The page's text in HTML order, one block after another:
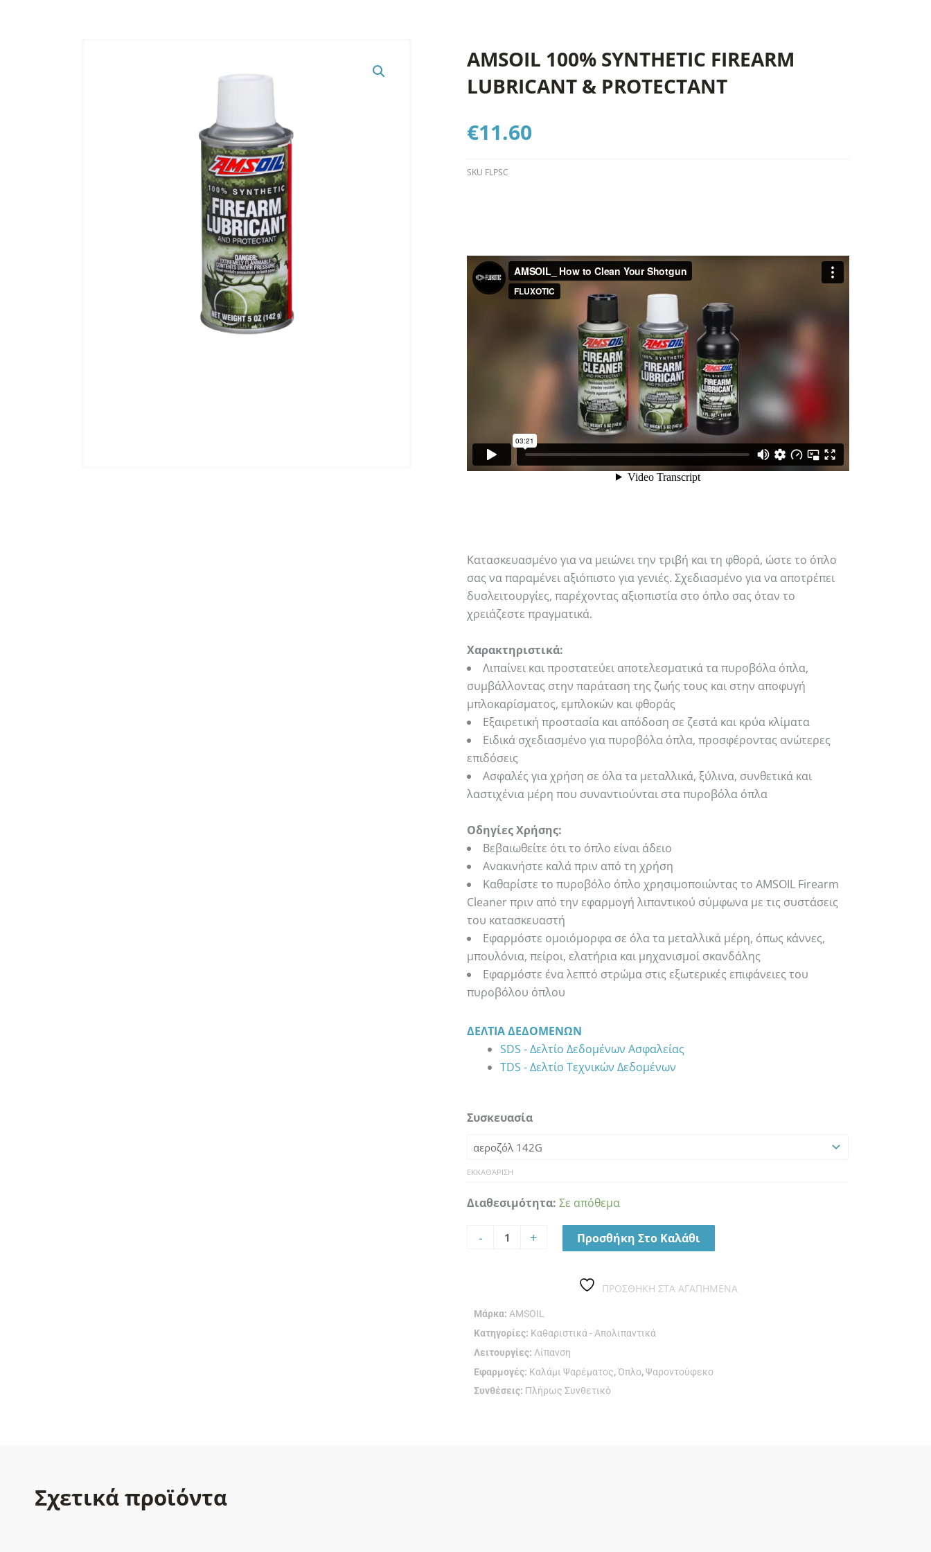
AMSOIL 100% SYNTHETIC FIREARM
LUBRICANT & PROTECTANT
€11.60
SKU FLPSC
Κατασκευασμένο για να μειώνει την τριβή και τη φθορά, ώστε το όπλο
σας να παραμένει αξιόπιστο για γενιές. Σχεδιασμένο για να αποτρέπει
δυσλειτουργίες, παρέχοντας αξιοπιστία στο όπλο σας όταν το
χρειάζεστε πραγματικά.
Χαρακτηριστικά:
Λιπαίνει και προστατεύει αποτελεσματικά τα πυροβόλα όπλα,
συμβάλλοντας στην παράταση της ζωής τους και στην αποφυγή
μπλοκαρίσματος, εμπλοκών και φθοράς
Εξαιρετική προστασία και απόδοση σε ζεστά και κρύα κλίματα
Ειδικά σχεδιασμένο για πυροβόλα όπλα, προσφέροντας ανώτερες
επιδόσεις
Ασφαλές για χρήση σε όλα τα μεταλλικά, ξύλινα, συνθετικά και
λαστιχένια μέρη που συναντιούνται στα πυροβόλα όπλα
Οδηγίες Χρήσης:
Βεβαιωθείτε ότι το όπλο είναι άδειο
Ανακινήστε καλά πριν από τη χρήση
Καθαρίστε το πυροβόλο όπλο χρησιμοποιώντας το AMSOIL Firearm
Cleaner πριν από την εφαρμογή λιπαντικού σύμφωνα με τις συστάσεις
του κατασκευαστή
Εφαρμόστε ομοιόμορφα σε όλα τα μεταλλικά μέρη, όπως κάννες,
μπουλόνια, πείροι, ελατήρια και μηχανισμοί σκανδάλης
Εφαρμόστε ένα λεπτό στρώμα στις εξωτερικές επιφάνειες του
πυροβόλου όπλου
ΔΕΛΤΊΑ ΔΕΔΟΜΈΝΩΝ
SDS - Δελτίο Δεδομένων Ασφαλείας
TDS - Δελτίο Τεχνικών Δεδομένων
Συσκευασία
ΕΚΚΑΘΆΡΙΣΗ
Διαθεσιμότητα: Σε απόθεμα
-
100%
FIREARM
LUBRICANT
PROTECTANT
+ Προσθήκη Στο Καλάθι
ΠΡΟΣΘΉΚΗ ΣΤΑ ΑΓΑΠΗΜΈΝΑ
Μάρκα:AMSOIL
Κατηγορίες: Καθαριστικά - Απολιπαντικά
Λειτουργίες: Λίπανση
Εφαρμογές: Καλάμι Ψαρέματος,Όπλο,Ψαροντούφεκο
Συνθέσεις: Πλήρως Συνθετικό
Σχετικά προϊόντα